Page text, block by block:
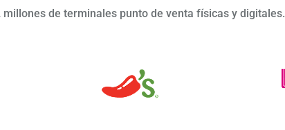
de terminales punto de venta físicas y digitales.